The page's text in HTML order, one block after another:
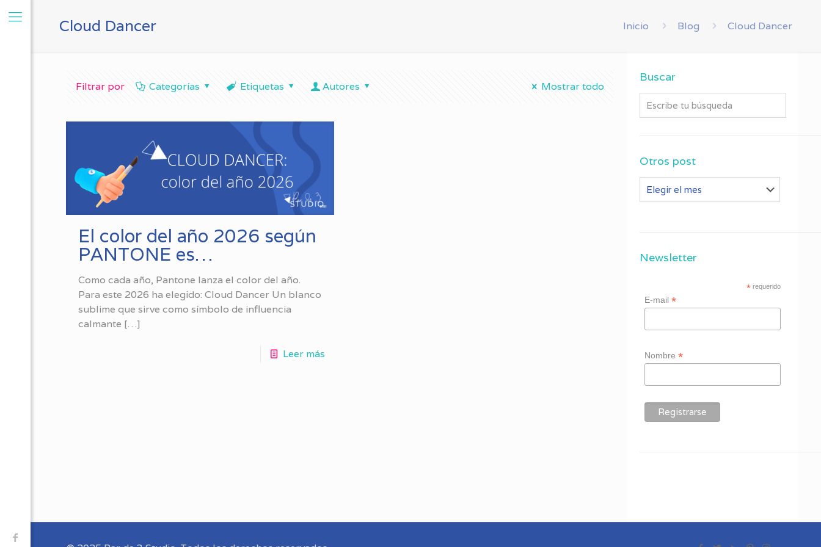
Cloud Dancer Inicio Blog Cloud Dancer
Filtrar por Categorías Etiquetas Autores Mostrar todo
El color del año 2026 según
PANTONE es…
Como cada año, Pantone lanza el color del año.
Para este 2026 ha elegido: Cloud Dancer Un blanco
sublime que sirve como símbolo de influencia
calmante […]
Leer más
Buscar
Otros post
Otros
Newsletter
*requerido
E-mail *
Nombre *